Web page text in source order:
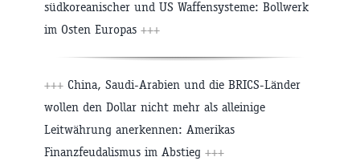
südkoreanischer und US Waffensysteme: Bollwerk
im Osten Europas +++
+++ China, Saudi-Arabien und die BRICS-Länder
wollen den Dollar nicht mehr als alleinige
Leitwährung anerkennen: Amerikas
Finanzfeudalismus im Abstieg +++